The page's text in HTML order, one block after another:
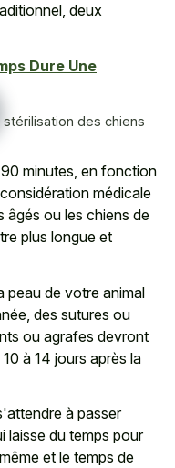
deux
Dure Une
stérilisation des chiens
minutes, en fonction
médicale
âgés ou les chiens de
plus longue et
peau de votre animal
des sutures ou
ou agrafes devront
à 14 jours après la
à passer
laisse du temps pour
et le temps de